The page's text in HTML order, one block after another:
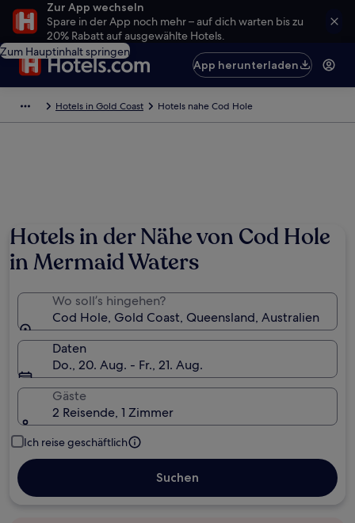
Zur App wechseln
Spare in der App noch mehr – auf dich warten bis zu
20% Rabatt auf ausgewählte Hotels.
Zum Hauptinhalt springen
App herunterladen
Hotels in Gold Coast Hotels nahe Cod Hole
Hotels in der Nähe von Cod Hole
in Mermaid Waters
Wo soll’s hingehen?
Cod Hole, Gold Coast, Queensland, Australien
Daten
Do., 20. Aug. - Fr., 21. Aug.
Gäste
2 Reisende, 1 Zimmer
Ich reise geschäftlich
Suchen